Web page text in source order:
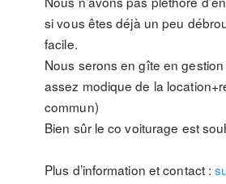
si vous êtes déjà un peu
facile.
Nous serons en gîte en
assez modique de la
commun)
Bien sûr le co voiturage est
Plus d’information et contact :